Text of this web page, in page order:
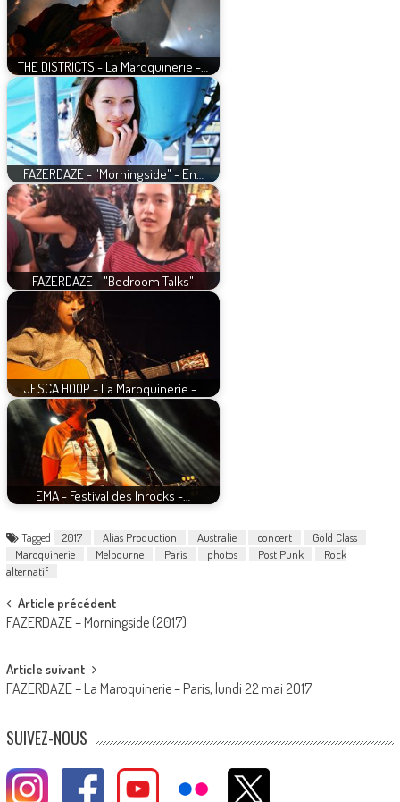
THE DISTRICTS - La Maroquinerie -…
FAZERDAZE - "Morningside" - En…
FAZERDAZE - "Bedroom Talks"
JESCA HOOP - La Maroquinerie -…
EMA - Festival des Inrocks -…
Tagged 2017 Alias Production Australie concert
Gold Class
Maroquinerie
Melbourne Paris photos Post Punk
Rock
alternatif
Post
navigation
Article précédent
FAZERDAZE – Morningside (2017)
Article suivant
FAZERDAZE – La Maroquinerie – Paris, lundi 22 mai 2017
SUIVEZ-NOUS